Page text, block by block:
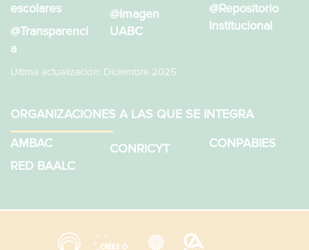
escolares
@Transparenci
a
@Imagen
UABC
@Repositorio
Institucional
Última actualización: Diciembre 2025
ORGANIZACIONES A LAS QUE SE INTEGRA
AMBAC
RED BAALC
CONRICYT CONPABIES